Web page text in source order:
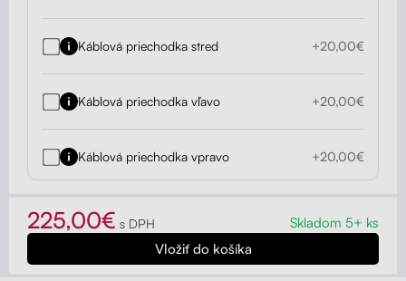
Káblová priechodka stred +20,00€
Káblová priechodka vľavo +20,00€
Káblová priechodka vpravo +20,00€
225,00€ s DPH Skladom 5+ ks